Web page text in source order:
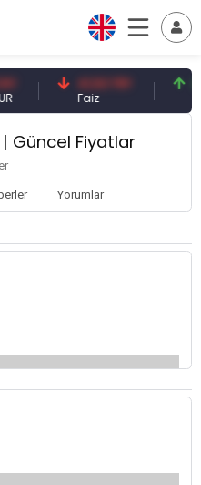
41,53 TRY
Faiz
Güncel Fiyatlar
Yorumlar